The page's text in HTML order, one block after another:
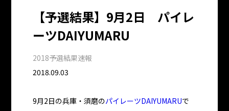
【予選結果】9月2日 パイレ
ーツDAIYUMARU
2018予選結果速報
2018.09.03
9月2日の兵庫・須磨のパイレーツDAIYUMARUで